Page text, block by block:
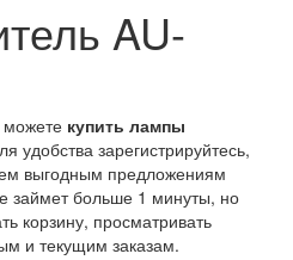
AU-
можете купить лампы
удобства зарегистрируйтесь,
выгодным предложениям
займет больше 1 минуты, но
корзину, просматривать
и текущим заказам.